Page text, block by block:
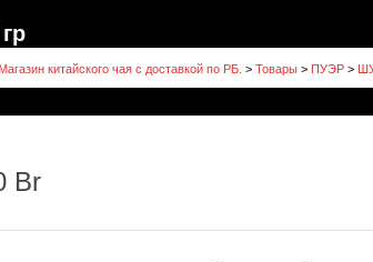
китайского чая с доставкой по РБ. > Товары > ПУЭР >
Br